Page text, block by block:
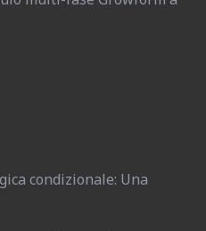
condizionale: Una